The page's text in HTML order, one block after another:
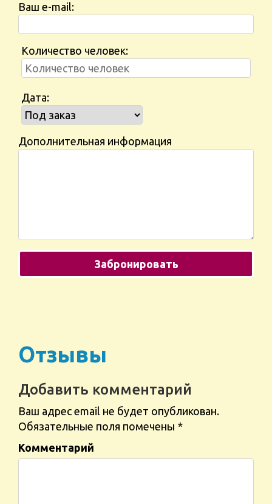
Ваш e-mail:
Количество человек:
Дата:
Дополнительная информация
Отзывы
Добавить комментарий
Ваш адрес email не будет опубликован.
Обязательные поля помечены *
Комментарий